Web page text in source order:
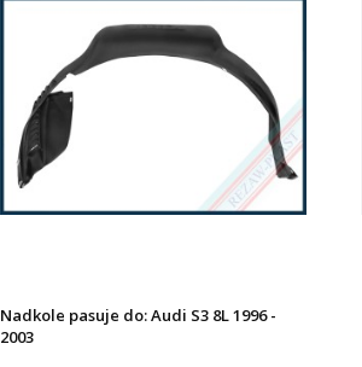
Nadkole pasuje do: Audi S3 8L 1996 -
2003